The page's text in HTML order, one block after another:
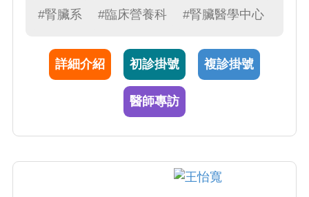
100 例) 、腹膜透析 (每月 40 例) 。腎臟疾病通
高血壓等症狀表現；而慢性腎功能衰竭（簡稱
慢性腎衰）的病人必須考慮接受透析治療、血
液透析、腹膜透析以及重症透析治療
#腎臟系 #臨床營養科 #腎臟醫學中心
詳細介紹 初診掛號 複診掛號
醫師專訪